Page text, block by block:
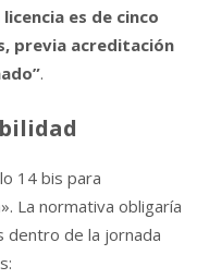
es de cinco
previa acreditación
.
14 bis para
La normativa obligaría
dentro de la jornada